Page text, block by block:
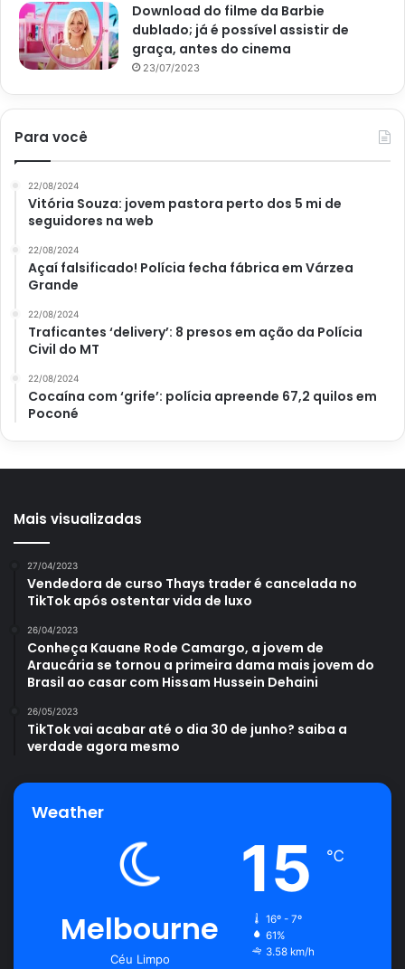
Download do filme da Barbie
dublado; já é possível assistir de
graça, antes do cinema
23/07/2023
Para você
22/08/2024
Vitória Souza: jovem pastora perto dos 5 mi de
seguidores na web
22/08/2024
Açaí falsificado! Polícia fecha fábrica em Várzea
Grande
22/08/2024
Traficantes ‘delivery’: 8 presos em ação da Polícia
Civil do MT
22/08/2024
Cocaína com ‘grife’: polícia apreende 67,2 quilos em
Poconé
Mais visualizadas
27/04/2023
Vendedora de curso Thays trader é cancelada no
TikTok após ostentar vida de luxo
26/04/2023
Conheça Kauane Rode Camargo, a jovem de
Araucária se tornou a primeira dama mais jovem do
Brasil ao casar com Hissam Hussein Dehaini
26/05/2023
TikTok vai acabar até o dia 30 de junho? saiba a
verdade agora mesmo
Weather
Melbourne
Céu Limpo
15 ℃
16º - 7º
61%
3.58 km/h